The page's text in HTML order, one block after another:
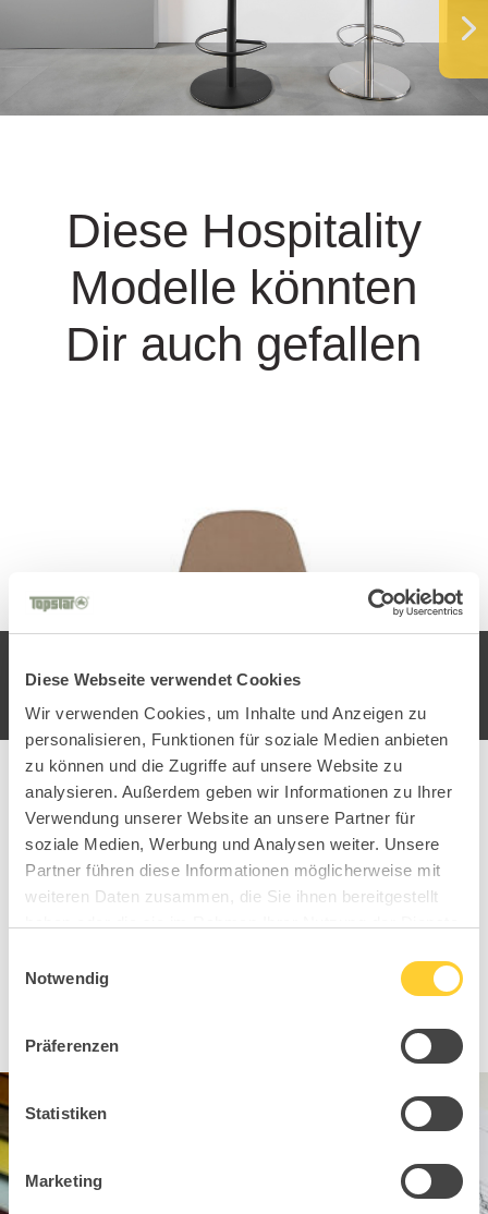
Diese Webseite verwendet Cookies
Wir verwenden Cookies, um Inhalte und Anzeigen zu
personalisieren, Funktionen für soziale Medien anbieten
zu können und die Zugriffe auf unsere Website zu
analysieren. Außerdem geben wir Informationen zu Ihrer
Verwendung unserer Website an unsere Partner für
soziale Medien, Werbung und Analysen weiter. Unsere
Partner führen diese Informationen möglicherweise mit
weiteren Daten zusammen, die Sie ihnen bereitgestellt
Notwendig
Präferenzen
Statistiken
Marketing
Diese Hospitality
Modelle könnten
Dir auch gefallen
Sitness Paris 1.0